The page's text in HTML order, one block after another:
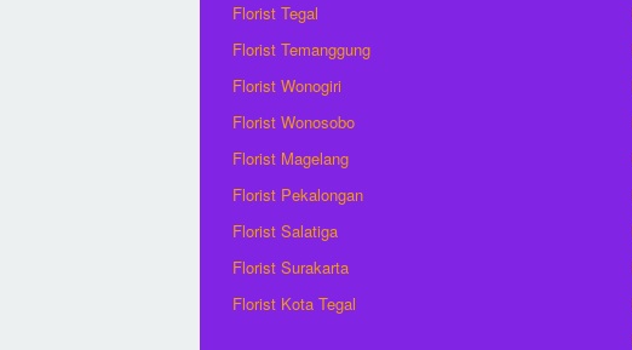
Florist Tegal
Florist Temanggung
Florist Wonogiri
Florist Wonosobo
Florist Magelang
Florist Pekalongan
Florist Salatiga
Florist Surakarta
Florist Kota Tegal